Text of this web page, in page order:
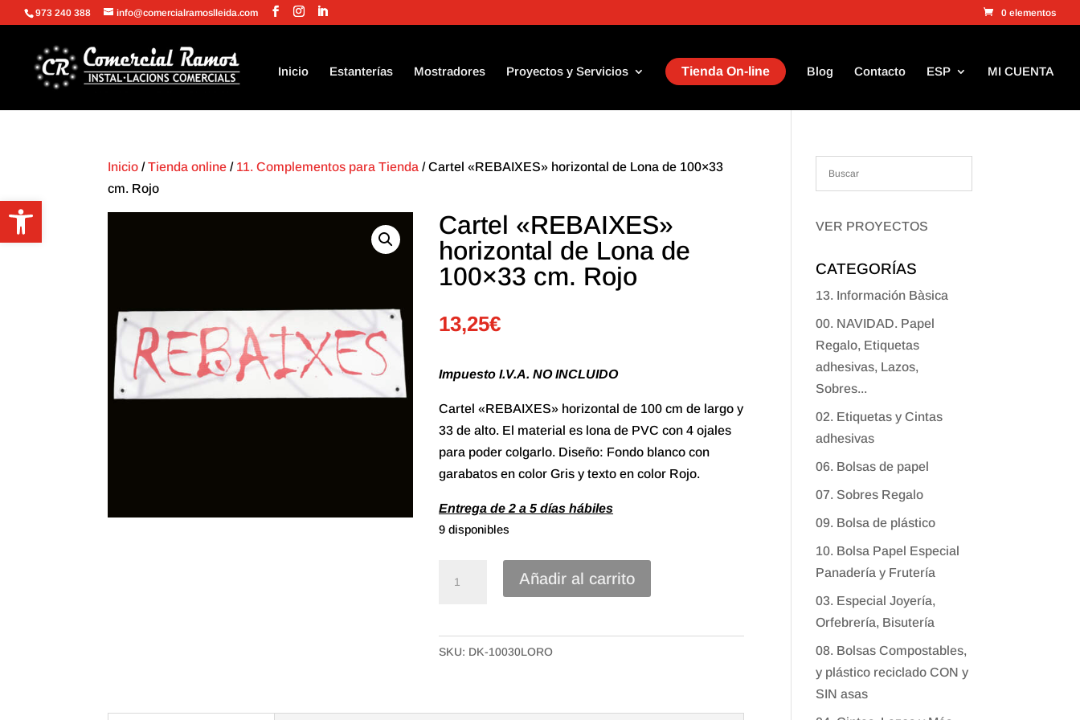
Abrir barra de herramientas
973 240 388 info@comercialramoslleida.com 0 elementos
Inicio Estanterías Mostradores Proyectos y Servicios Tienda On-line Blog Contacto ESP MI CUENTA
Inicio /Tienda online / 11. Complementos para Tienda / Cartel «REBAIXES» horizontal de Lona de 100×33
cm. Rojo
Cartel «REBAIXES»
horizontal de Lona de
100×33 cm. Rojo
13,25€
Impuesto I.V.A. NO INCLUIDO
Cartel «REBAIXES» horizontal de 100 cm de largo y
33 de alto. El material es lona de PVC con 4 ojales
para poder colgarlo. Diseño: Fondo blanco con
garabatos en color Gris y texto en color Rojo.
Entrega de 2 a 5 días hábiles
9 disponibles
de
Lona
Añadir al carrito
SKU: DK-10030LORO
VER PROYECTOS
CATEGORÍAS
13. Información Bàsica
00. NAVIDAD. Papel
Regalo, Etiquetas
adhesivas, Lazos,
Sobres...
02. Etiquetas y Cintas
adhesivas
06. Bolsas de papel
07. Sobres Regalo
09. Bolsa de plástico
10. Bolsa Papel Especial
Panadería y Frutería
03. Especial Joyería,
Orfebrería, Bisutería
08. Bolsas Compostables,
y plástico reciclado CON y
SIN asas